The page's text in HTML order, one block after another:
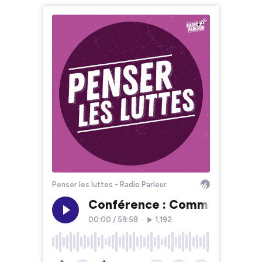
Penser les luttes - Radio Parleur
Conférence : Comment le
00:00 / 59:58 1,192